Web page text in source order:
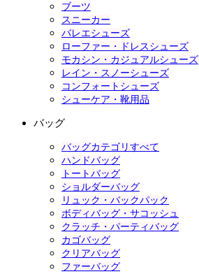
ブーツ
スニーカー
バレエシューズ
ローファー・ドレスシューズ
モカシン・カジュアルシューズ
レイン・スノーシューズ
コンフォートシューズ
シューケア・靴用品
バッグ
バッグカテゴリすべて
ハンドバッグ
トートバッグ
ショルダーバッグ
リュック・バックパック
ボディバッグ・サコッシュ
クラッチ・パーティバッグ
カゴバッグ
クリアバッグ
ファーバッグ